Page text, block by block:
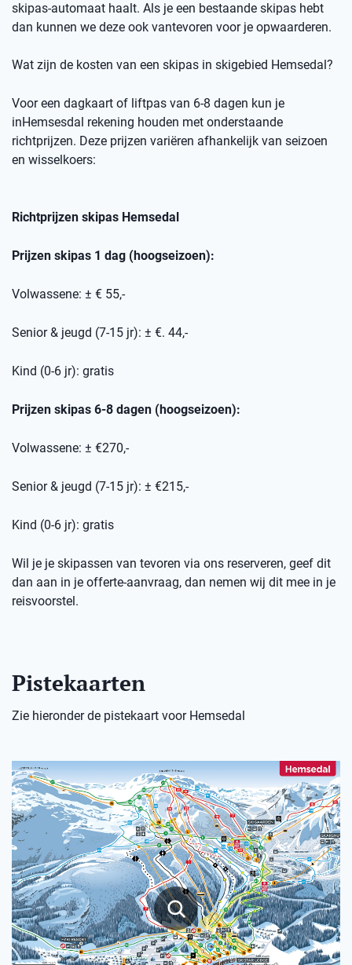
skipas-automaat haalt. Als je een bestaande skipas hebt
dan kunnen we deze ook vantevoren voor je opwaarderen.
Wat zijn de kosten van een skipas in skigebied Hemsedal ?
Voor een dagkaart of liftpas van 6-8 dagen kun je
inHemsesdal rekening houden met onderstaande
richtprijzen. Deze prijzen variëren afhankelijk van seizoen
en wisselkoers:
Richtprijzen skipas Hemsedal
Prijzen skipas 1 dag (hoogseizoen):
Volwassene: ± € 55,-
Senior & jeugd (7-15 jr): ± €. 44,-
Kind (0-6 jr): gratis
Prijzen skipas 6-8 dagen (hoogseizoen):
Volwassene: ± €270,-
Senior & jeugd (7-15 jr): ± €215,-
Kind (0-6 jr): gratis
Wil je je skipassen van tevoren via ons reserveren, geef dit
dan aan in je offerte-aanvraag, dan nemen wij dit mee in je
reisvoorstel.
Pistekaarten
Zie hieronder de pistekaart voor Hemsedal